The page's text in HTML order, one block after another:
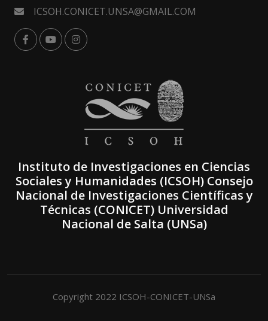
ICSOH.CONICET.UNSA@GMAIL.COM
Instituto de Investigaciones en Ciencias
Sociales y Humanidades (ICSOH) Consejo
Nacional de Investigaciones Científicas y
Técnicas (CONICET) Universidad
Nacional de Salta (UNSa)
Copyright 2022 ICSOH-CONICET-UNSa